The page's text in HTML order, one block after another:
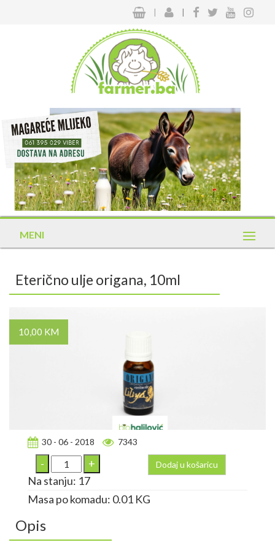
| |
MENI
Eterično ulje origana, 10ml
10,00 KM
30 - 06 - 2018 7343
Dodaj u košaricu
Na stanju: 17
Masa po komadu: 0.01 KG
Opis